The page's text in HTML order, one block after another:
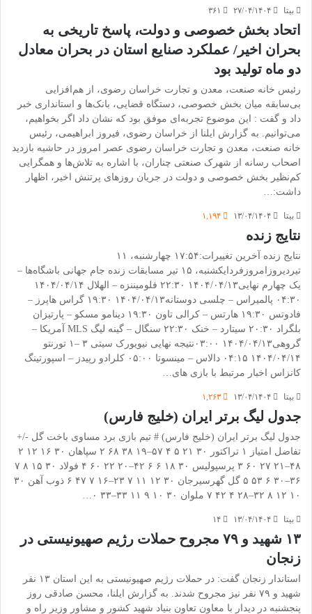
بیتا ۲۷/۰۴/۱۴۰۴ ۳۶۱
اتحاد بخش خصوصی و دولت، پاسخ تاریخی به
بحران اخیر/ عملکرد صنایع استان در بحران معادل
دو ماه تولید بود
رئیس خانه صنعت، معدن و تجارت خراسان رضوی، از هم‌افزایی
بی‌سابقه میان بخش خصوصی، دستگاه قضایی، بانک‌ها و استانداری خبر
داد و گفت : این موضوع تجربه‌ای موفق بود که نشان داد اگر بخواهیم،
می‌توانیم. به گزارش ایلنا از خراسان رضوی، فیروز ابراهیمی، رئیس
خانه صنعت، معدن و تجارت خراسان رضوی عصر امروز در حاشیه بازدید
اصحاب رسانه از شهرک صنعتی چناران، با اشاره به تلاش‌ها و همگرایی
کم‌نظیر بخش خصوصی و دولت در جریان روزهای پرتنش اخیر، اظهار
داشت:…
بیتا ۱۳/۰۴/۱۴۰۴ ۱,۱۹۴
نتایج زنده
نتایج زنده آخرین تغییرات:۱۷:۵۴ چهارشنبه، ۱۱
تیردیروزامروزفردایکشنبه، ۱۵ تیر مسابقات زنده جام جهانی باشگاه‌ها –
یک چهارم نهایی۱۴۰۴/۰۴/۱۳ ۲۲:۳۰ فلومیننزه – الهلال ۱۴۰۴/۰۴/۱۴
۰۴:۳۰ پالمیراس – چلسی دوستانه۱۴۰۴/۰۴/۱۳ ۱۹:۳۰ گراس هاپرز –
فادوتس ۱۹:۳۰ هارتس – کرالی تاون ۱۹:۳۰ دینامو مسکو – پارتیزان
بلگراد ۲۰:۳۰ سیتارد – خنک ۲۲:۳۰ سنگال – گینه لیگ MLS آمریکا –
گروهی۱۴۰۴/۰۴/۱۳ ۰۳:۰۰نتیجه نهایی نیویورک سیتی ۳ –۱ تورنتو
۱۴۰۴/۰۴/۱۴ ۰۴:۱۵ دالاس – مینسوتا ۰۵:۰۰ کلرادو رپیدز – اسپورتینگ
کانزاس اخبار مرتبط با بازی های…
بیتا ۱۳/۰۴/۱۴۰۴ ۱,۲۶۳
جدول لیگ برتر ایران (خلیج فارس)
جدول لیگ برتر ایران (خلیج فارس) # تیم بازی برد مساوی باخت گل -/+
تفاضل امتیاز ۱ تراکتور ۳۰ ۲۱ ۵ ۴ ۵۷–۱۹ ۳۸ ۶۸ ۲ سپاهان ۳۰ ۱۶ ۱۲ ۲
۴۸–۲۱ ۲۷ ۶۰ ۳ پرسپولیس ۳۰ ۱۸ ۶ ۶ ۴۲–۲۰ ۲۲ ۶۰ ۴ فولاد ۳۰ ۱۵ ۸ ۷
۳۶–۳۰ ۶ ۵۳ ۵ گل گهرسیرجان ۳۰ ۱۲ ۱۱ ۷ ۲۳–۱۶ ۷ ۴۷ ۶ ذوب آهن ۳۰
۱۰ ۱۲ ۸ ۳۲–۲۸ ۴ ۴۲ ۷ ملوان ۳۰ ۱۰ ۹ ۱۱ ۳۳–۳۳ ۰…
بیتا ۱۳/۰۴/۱۴۰۴ ۱۴
۱۳ شهید و ۷۹ مجروح حملات رژیم صهیونیستی در
زنجان
استاندار زنجان گفت: در حملات رژیم صهیونیستی به این استان ۱۳ نفر
شهید و ۷۹ نفر نیز مجروح شدند. به گزارش ایلنا، محسن صادقی روز
پنجشنبه در دیدار با معاون تعاون بنیاد شهید کشور و مشاور وزیر راه و